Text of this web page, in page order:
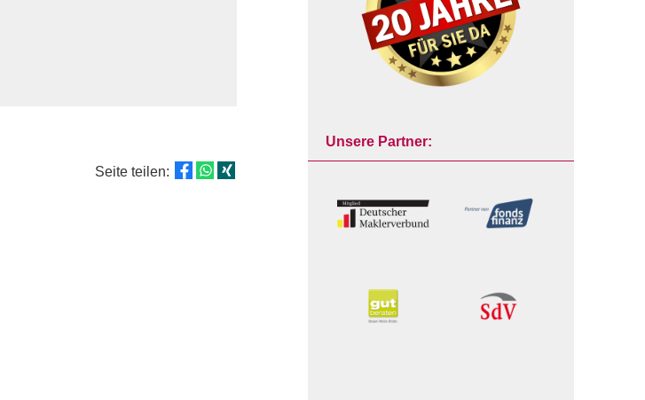
Unsere Partner:
Seite teilen: